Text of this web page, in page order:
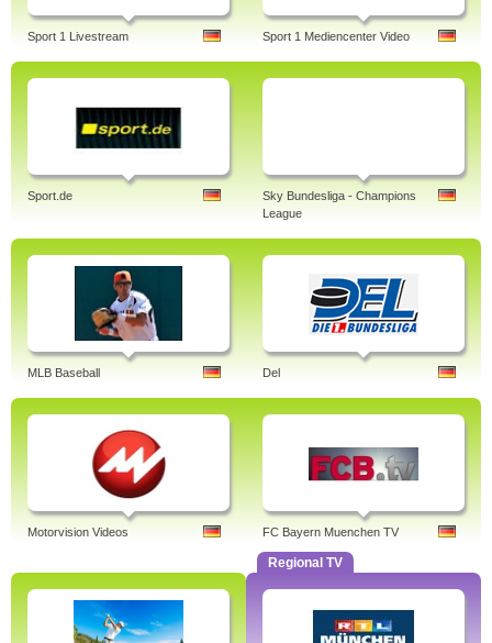
Sport 1 Livestream Sport 1 Mediencenter Video
Sport.de
Sky Bundesliga - Champions
League
MLB Baseball Del
Motorvision Videos FC Bayern Muenchen TV
Regional TV